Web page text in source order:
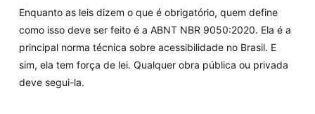
Enquanto as leis dizem o que é obrigatório, quem define
como isso deve ser feito é a ABNT NBR 9050:2020. Ela é a
principal norma técnica sobre acessibilidade no Brasil. E
sim, ela tem força de lei. Qualquer obra pública ou privada
deve segui-la.